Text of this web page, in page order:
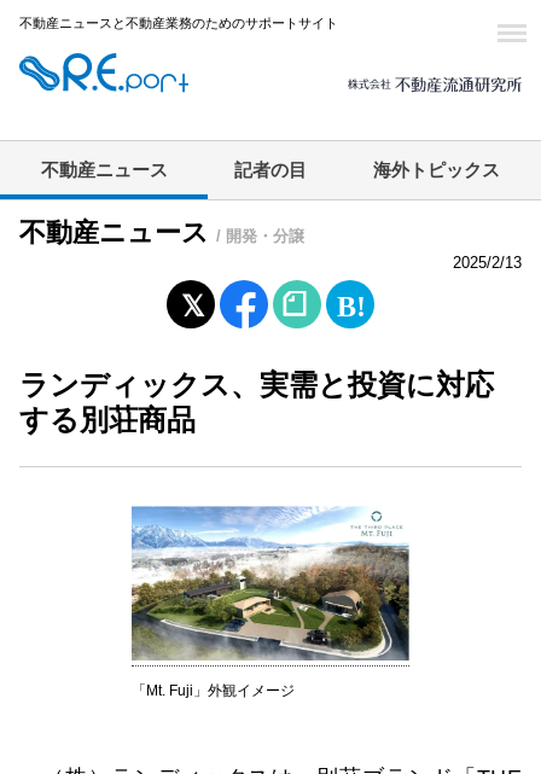
不動産ニュースと不動産業務のためのサポートサイト
不動産ニュース 記者の目 海外トピックス
不動産ニュース / 開発・分譲
2025/2/13
ランディックス、実需と投資に対応
する別荘商品
「Mt. Fuji」外観イメージ